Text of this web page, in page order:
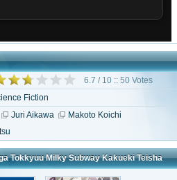
6.7 / 10 :: 50 Votes
Fiction
Juri Aikawa
Makoto Koichi
Tokkyuu Milky Subway Kakueki Teisha